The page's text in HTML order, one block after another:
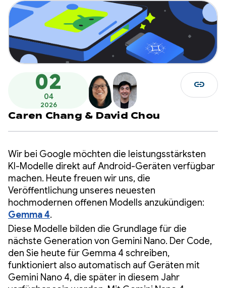
02
04
2026
Caren Chang & David Chou
link
Wir bei Google möchten die leistungsstärksten
KI-Modelle direkt auf Android-Geräten verfügbar
machen. Heute freuen wir uns, die
Veröffentlichung unseres neuesten
hochmodernen offenen Modells anzukündigen:
Gemma 4.
Diese Modelle bilden die Grundlage für die
nächste Generation von Gemini Nano. Der Code,
den Sie heute für Gemma 4 schreiben,
funktioniert also automatisch auf Geräten mit
Gemini Nano 4, die später in diesem Jahr